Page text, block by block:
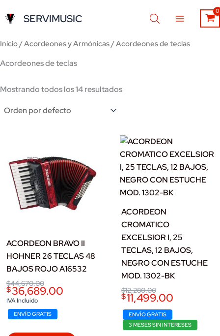
al
SERVIMUSIC
Inicio /Acordeones y Armónicas / Acordeones de teclas
Acordeones de teclas
Mostrando todos los 14 resultados
ACORDEON BRAVO II
HOHNER 26 TECLAS 48
BAJOS ROJO A16532
$44,670.00
Original
price
was:
$44,670.00.
$36,689.00
Current
price
is:
$36,689.00.
IVA Incluido
ENVÍO GRATIS
ACORDEON
CROMATICO
EXCELSIOR I, 25
TECLAS, 12 BAJOS,
NEGRO CON ESTUCHE
MOD. 1302-BK
$12,280.00
Original
price
$12,280.00.
$11,499.00
Current
price
$11,499.00.
ENVÍO GRATIS
3 MESES SIN INTERESES